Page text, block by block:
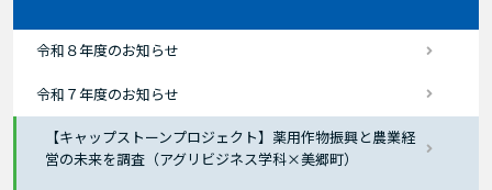
令和８年度のお知らせ
令和７年度のお知らせ
【キャップストーンプロジェクト】薬用作物振興と農業経
営の未来を調査（アグリビジネス学科×美郷町）